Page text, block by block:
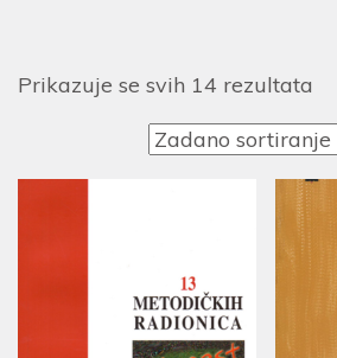
Prikazuje se svih 14 rezultata